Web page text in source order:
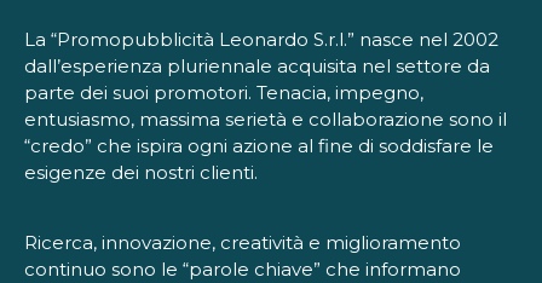
La “Promopubblicità Leonardo S.r.l.” nasce nel 2002
dall’esperienza pluriennale acquisita nel settore da
parte dei suoi promotori. Tenacia, impegno,
entusiasmo, massima serietà e collaborazione sono il
“credo” che ispira ogni azione al fine di soddisfare le
esigenze dei nostri clienti.
Ricerca, innovazione, creatività e miglioramento
continuo sono le “parole chiave” che informano